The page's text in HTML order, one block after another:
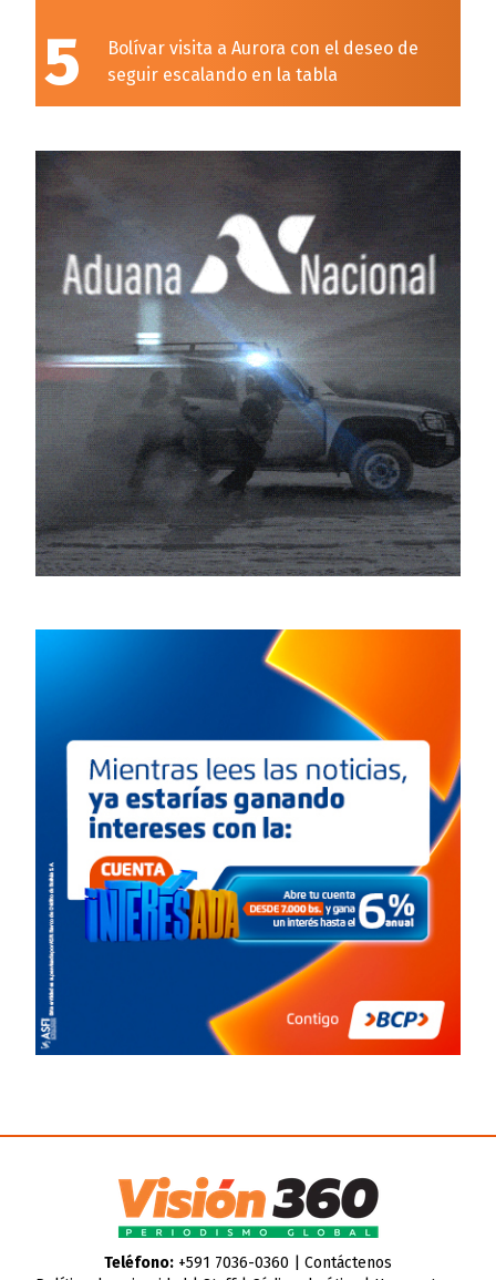
5
Bolívar visita a Aurora con el deseo de
seguir escalando en la tabla
Teléfono:+591 7036-0360 | Contáctenos